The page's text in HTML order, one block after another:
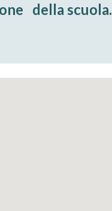
della scuola.